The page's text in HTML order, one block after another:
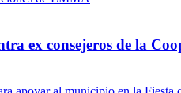
ex consejeros de la